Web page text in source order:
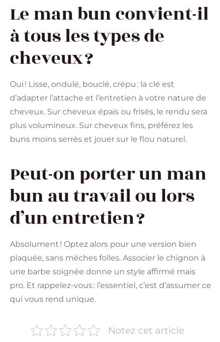
Le man bun convient-il
à tous les types de
cheveux ?
Oui ! Lisse, ondulé, bouclé, crépu : la clé est
d’adapter l’attache et l’entretien à votre nature de
cheveux. Sur cheveux épais ou frisés, le rendu sera
plus volumineux. Sur cheveux fins, préférez les
buns moins serrés et jouer sur le flou naturel.
Peut-on porter un man
bun au travail ou lors
d’un entretien ?
Absolument ! Optez alors pour une version bien
plaquée, sans mèches folles. Associer le chignon à
une barbe soignée donne un style affirmé mais
pro. Et rappelez-vous : l’essentiel, c’est d’assumer ce
qui vous rend unique.
Notez cet article